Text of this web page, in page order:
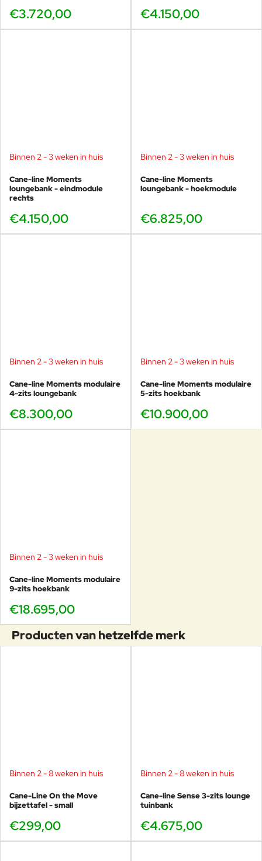
€3.720,00 €4.150,00
Binnen 2 - 3 weken in huis
Cane-line Moments
loungebank - eindmodule
rechts
€4.150,00
Binnen 2 - 3 weken in huis
Cane-line Moments
loungebank - hoekmodule
€6.825,00
Binnen 2 - 3 weken in huis
Cane-line Moments modulaire
4-zits loungebank
€8.300,00
Binnen 2 - 3 weken in huis
Cane-line Moments modulaire
5-zits hoekbank
€10.900,00
Binnen 2 - 3 weken in huis
Cane-line Moments modulaire
9-zits hoekbank
€18.695,00
Producten van hetzelfde merk
Binnen 2 - 8 weken in huis
Cane-Line On the Move
bijzettafel - small
€299,00
Binnen 2 - 8 weken in huis
Cane-line Sense 3-zits lounge
tuinbank
€4.675,00